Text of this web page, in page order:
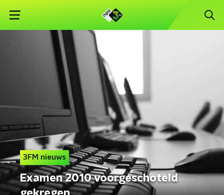
3FM nieuws
Examen 2010 voorgeschoteld